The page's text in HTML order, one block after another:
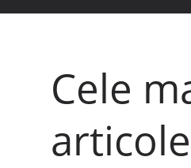
Cele
articole